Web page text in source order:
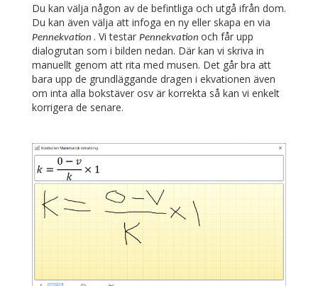
Du kan välja någon av de befintliga och utgå ifrån dom.
Du kan även välja att infoga en ny eller skapa en via
Pennekvation . Vi testar Pennekvation och får upp
dialogrutan som i bilden nedan. Där kan vi skriva in
manuellt genom att rita med musen. Det går bra att
bara upp de grundläggande dragen i ekvationen även
om inta alla bokstäver osv är korrekta så kan vi enkelt
korrigera de senare.